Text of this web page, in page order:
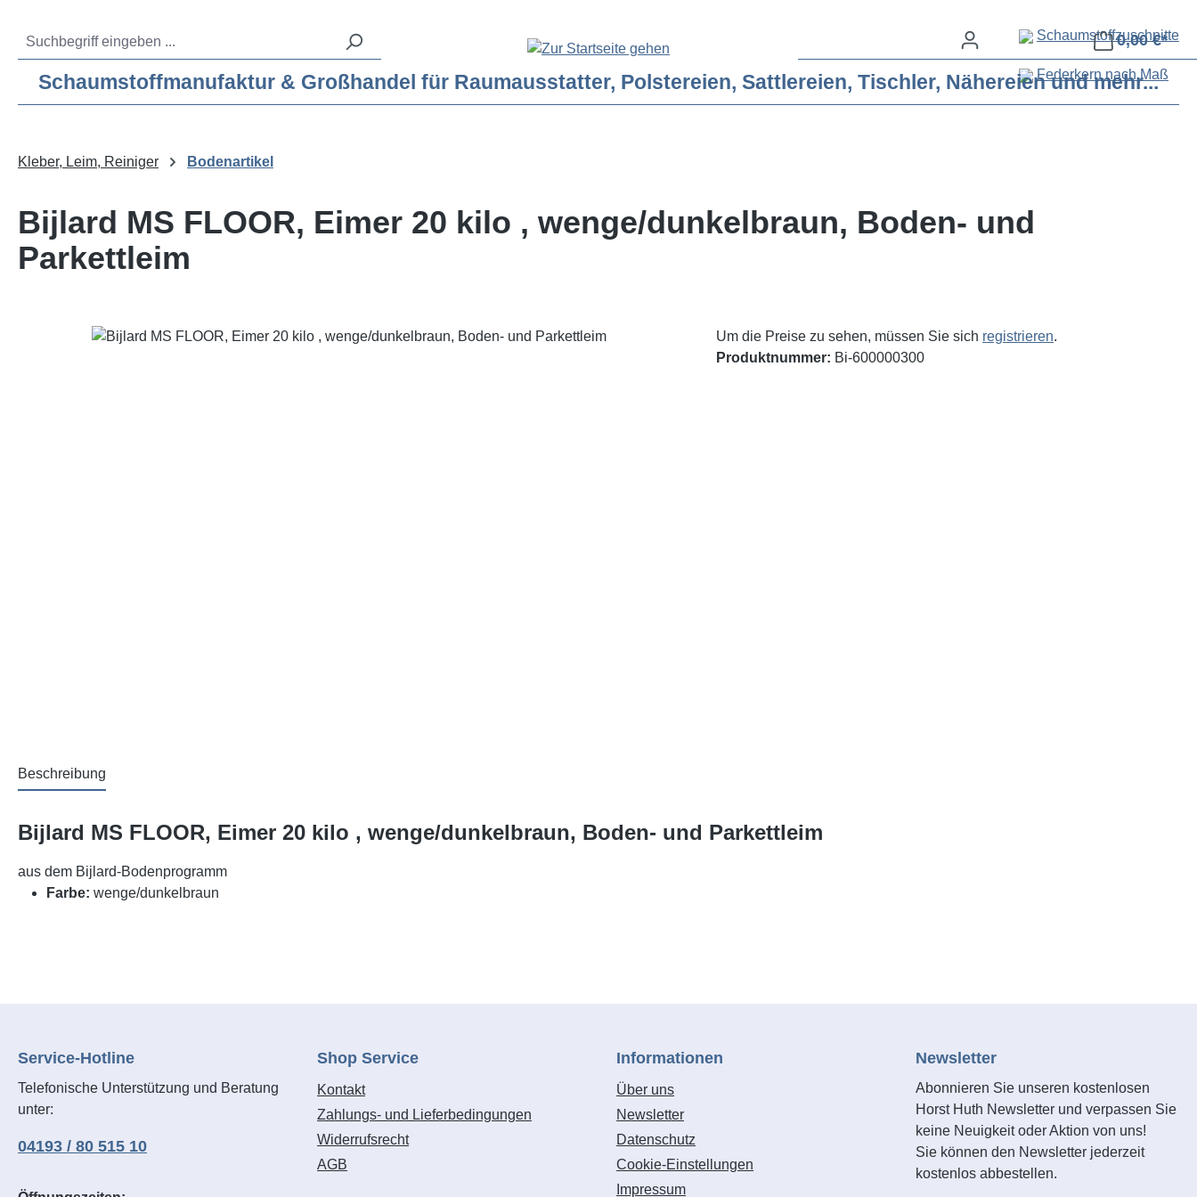
Service-Hotline: 04193 – 80 515 10 Schaumstoffzuschnitte
Federkern nach Maß
0,00 €*
Schaumstoffmanufaktur & Großhandel für Raumausstatter, Polstereien, Sattlereien, Tischler, Nähereien und mehr...
Kleber, Leim, Reiniger Bodenartikel
Bijlard MS FLOOR, Eimer 20 kilo , wenge/dunkelbraun, Boden- und
Parkettleim
Bildergalerie überspringen Um die Preise zu sehen, müssen Sie sich registrieren.
Produktnummer: Bi-600000300
Beschreibung
Bijlard MS FLOOR, Eimer 20 kilo , wenge/dunkelbraun, Boden- und Parkettleim
aus dem Bijlard-Bodenprogramm
Farbe: wenge/dunkelbraun
Service-Hotline
Telefonische Unterstützung und Beratung
unter:
04193 / 80 515 10
Shop Service
Kontakt
Zahlungs- und Lieferbedingungen
Widerrufsrecht
AGB
Informationen
Über uns
Newsletter
Datenschutz
Cookie-Einstellungen
Impressum
Newsletter
Abonnieren Sie unseren kostenlosen
Horst Huth Newsletter und verpassen Sie
keine Neuigkeit oder Aktion von uns!
Sie können den Newsletter jederzeit
kostenlos abbestellen.